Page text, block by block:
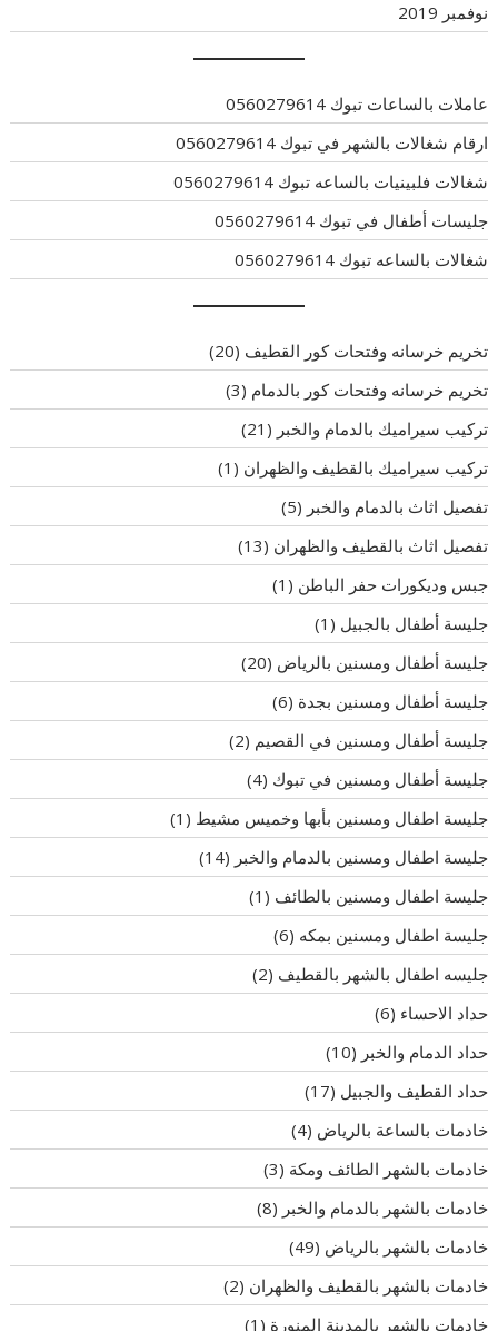
نوفمبر 2019
عاملات بالساعات تبوك 0560279614
ارقام شغالات بالشهر في تبوك 0560279614
شغالات فلبينيات بالساعه تبوك 0560279614
جليسات أطفال في تبوك 0560279614
شغالات بالساعه تبوك 0560279614
تخريم خرسانه وفتحات كور القطيف (20)
تخريم خرسانه وفتحات كور بالدمام (3)
تركيب سيراميك بالدمام والخبر (21)
تركيب سيراميك بالقطيف والظهران (1)
تفصيل اثاث بالدمام والخبر (5)
تفصيل اثاث بالقطيف والظهران (13)
جبس وديكورات حفر الباطن (1)
جليسة أطفال بالجبيل (1)
جليسة أطفال ومسنين بالرياض (20)
جليسة أطفال ومسنين بجدة (6)
جليسة أطفال ومسنين في القصيم (2)
جليسة أطفال ومسنين في تبوك (4)
جليسة اطفال ومسنين بأبها وخميس مشيط (1)
جليسة اطفال ومسنين بالدمام والخبر (14)
جليسة اطفال ومسنين بالطائف (1)
جليسة اطفال ومسنين بمكه (6)
جليسه اطفال بالشهر بالقطيف (2)
حداد الاحساء (6)
حداد الدمام والخبر (10)
حداد القطيف والجبيل (17)
خادمات بالساعة بالرياض (4)
خادمات بالشهر الطائف ومكة (3)
خادمات بالشهر بالدمام والخبر (8)
خادمات بالشهر بالرياض (49)
خادمات بالشهر بالقطيف والظهران (2)
خادمات بالشهر بالمدينة المنورة (1)